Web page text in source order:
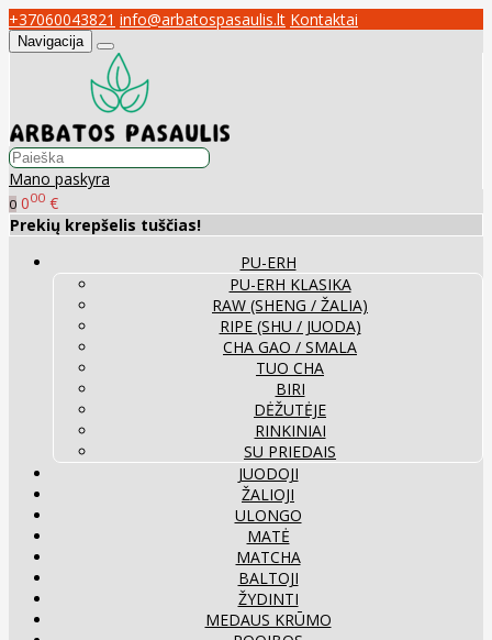
+37060043821 info@arbatospasaulis.lt Kontaktai
Navigacija
Mano paskyra
0 000 €
Prekių krepšelis tuščias!
PU-ERH
PU-ERH KLASIKA
RAW (SHENG / ŽALIA)
RIPE (SHU / JUODA)
CHA GAO / SMALA
TUO CHA
BIRI
DĖŽUTĖJE
RINKINIAI
SU PRIEDAIS
JUODOJI
ŽALIOJI
ULONGO
MATĖ
MATCHA
BALTOJI
ŽYDINTI
MEDAUS KRŪMO